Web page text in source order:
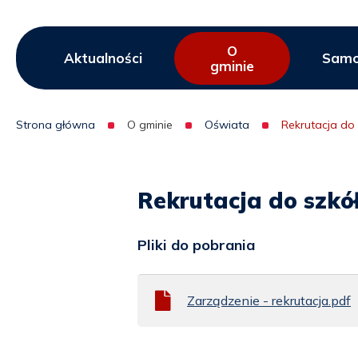
Menu
serwisu
Aktualności
O
gminie
Strona główna O gminie Oświata Rekrutacja do
Rekrutacja do
Pliki do pobrania
Zarządzenie - rekrutacja.pdf